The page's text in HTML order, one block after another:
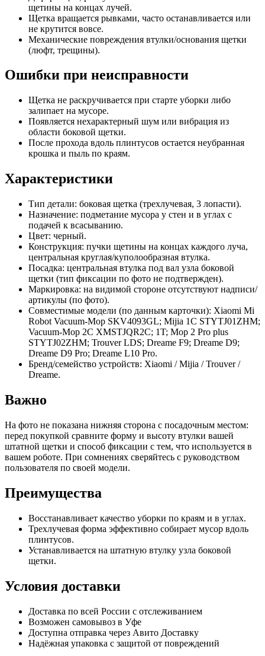
щетины на концах лучей.
Щетка вращается рывками, часто останавливается или
не крутится вовсе.
Механические повреждения втулки/основания щетки
(люфт, трещины).
Ошибки при неисправности
Щетка не раскручивается при старте уборки либо
залипает на мусоре.
Появляется нехарактерный шум или вибрация из
области боковой щетки.
После прохода вдоль плинтусов остается неубранная
крошка и пыль по краям.
Характеристики
Тип детали: боковая щетка (трехлучевая, 3 лопасти).
Назначение: подметание мусора у стен и в углах с
подачей к всасыванию.
Цвет: черный.
Конструкция: пучки щетины на концах каждого луча,
центральная круглая/куполообразная втулка.
Посадка: центральная втулка под вал узла боковой
щетки (тип фиксации по фото не подтвержден).
Маркировка: на видимой стороне отсутствуют надписи/
артикулы (по фото).
Совместимые модели (по данным карточки): Xiaomi Mi
Robot Vacuum-Mop SKV4093GL; Mijia 1C STYTJ01ZHM;
Vacuum-Mop 2C XMSTJQR2C; 1T; Mop 2 Pro plus
STYTJ02ZHM; Trouver LDS; Dreame F9; Dreame D9;
Dreame D9 Pro; Dreame L10 Pro.
Бренд/семейство устройств: Xiaomi / Mijia / Trouver /
Dreame.
Важно
На фото не показана нижняя сторона с посадочным местом:
перед покупкой сравните форму и высоту втулки вашей
штатной щетки и способ фиксации с тем, что используется в
вашем роботе. При сомнениях сверяйтесь с руководством
пользователя по своей модели.
Преимущества
Восстанавливает качество уборки по краям и в углах.
Трехлучевая форма эффективно собирает мусор вдоль
плинтусов.
Устанавливается на штатную втулку узла боковой
щетки.
Условия доставки
Доставка по всей России с отслеживанием
Возможен самовывоз в Уфе
Доступна отправка через Авито Доставку
Надёжная упаковка с защитой от повреждений